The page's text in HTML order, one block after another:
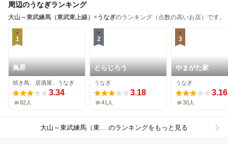
周辺のうなぎランキング
大山～東武練馬（東武東上線） × うなぎのランキング（点数の高いお店）です。
1
鳥昇
焼き鳥、居酒屋、うなぎ
3.34
82人
2
とらじろう
うなぎ
3.18
41人
3
やまがた家
うなぎ
3.16
30人
大山～東武練馬（東武東上線）×うなぎ のランキングをもっと見る